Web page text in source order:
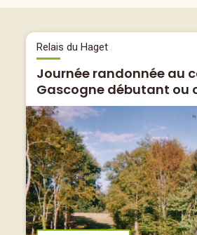
Relais du Haget
Journée randonnée au
Gascogne débutant ou